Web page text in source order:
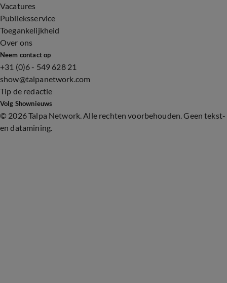
Vacatures
Publieksservice
Toegankelijkheid
Over ons
Neem contact op
+31 (0)6 - 549 628 21
show@talpanetwork.com
Tip de redactie
Volg Shownieuws
© 2026 Talpa Network. Alle rechten voorbehouden. Geen tekst-
en datamining.